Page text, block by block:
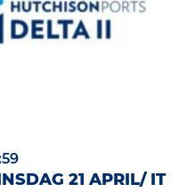
21 APRIL/ IT